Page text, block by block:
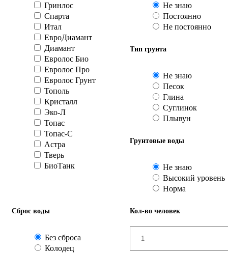
Гринлос
Спарта
Итал
ЕвроДиамант
Диамант
Евролос Био
Евролос Про
Евролос Грунт
Тополь
Кристалл
Эко-Л
Топас
Топас-С
Астра
Тверь
БиоТанк
Не знаю
Постоянно
Не постоянно
Тип грунта
Не знаю
Песок
Глина
Суглинок
Плывун
Грунтовые воды
Не знаю
Высокий уровень
Норма
Сброс воды
Без сброса
Колодец
Кол-во человек